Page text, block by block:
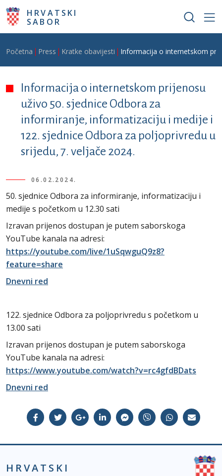
Skoči na glavni sadržaj
HRVATSKI
SABOR
Breadcrumb
Početna Press Kratke obavijesti Informacija o internetskom
Informacija o internetskom prijenosu
uživo 50. sjednice Odbora za
informiranje, informatizaciju i medije i
122. sjednice Odbora za poljoprivredu u
srijedu, 7. veljače 2024.
06.02.2024.
50. sjednice Odbora za informiranje, informatizaciju i
medije s početkom u 12.30 sati
Izravan prijenos dostupan je putem saborskoga
YouTube kanala na adresi:
https://youtube.com/live/1uSqwguQ9z8?
feature=share
Dnevni red
122. sjednice Odbora za poljoprivredu s početkom u
13.00 sati
Izravan prijenos dostupan je putem saborskoga
YouTube kanala na adresi:
https://www.youtube.com/watch?v=rc4gfdBDats
Dnevni red
HRVATSKI